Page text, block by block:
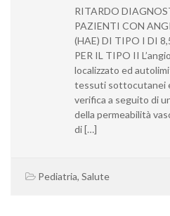
RITARDO
PAZIENTI CON
(HAE) DI TIPO I DI
PER IL TIPO II
localizzato ed
tessuti sottocutanei
verifica a seguito di
della permeabilità
di […]
Pediatria, Salute